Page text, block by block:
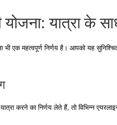
योजना: यात्रा के
भी एक महत्वपूर्ण निर्णय है। आपको यह
करने का निर्णय लेते हैं, तो विभिन्न